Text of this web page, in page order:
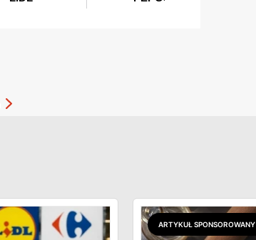
ARTYKUŁ SPONSOROWANY